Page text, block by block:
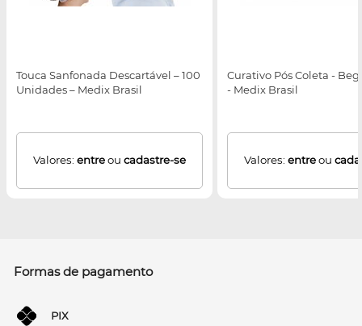
Touca Sanfonada Descartável – 100
Unidades – Medix Brasil
Valores: entreou cadastre-se
Curativo Pós Coleta -
- Medix Brasil
Valores: entreou
Formas de pagamento
PIX